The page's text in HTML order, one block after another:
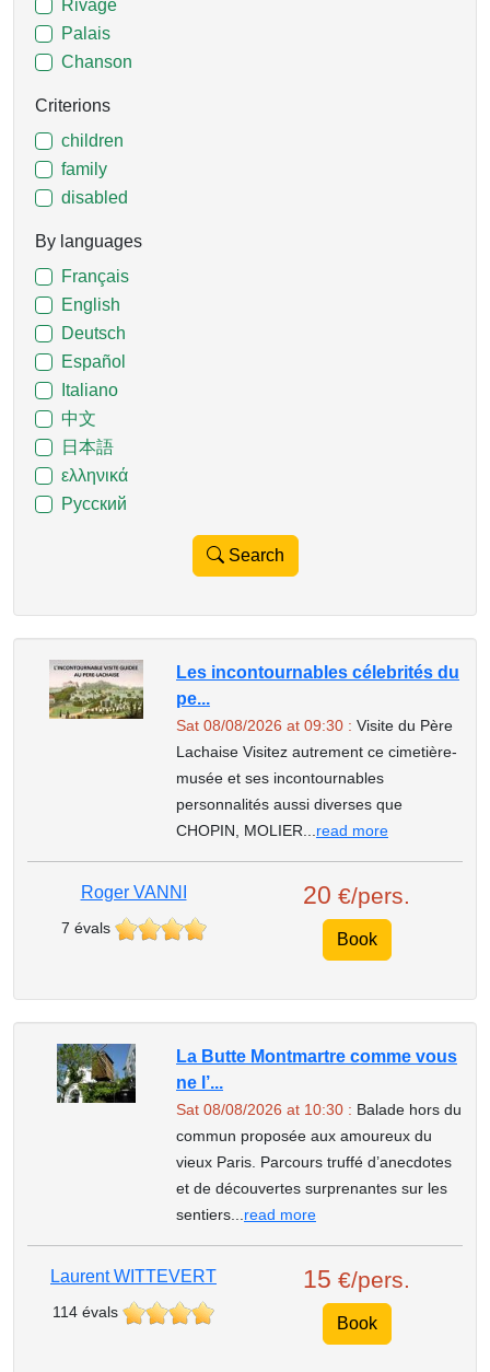
Rivage
Palais
Chanson
Criterions
children
family
disabled
By languages
Français
English
Deutsch
Español
Italiano
中文
日本語
ελληνικά
Русский
Search
Les incontournables célebrités du
pe...
Sat 08/08/2026 at 09:30 : Visite du Père
Lachaise Visitez autrement ce cimetière-
musée et ses incontournables
personnalités aussi diverses que
CHOPIN, MOLIER... read more
Roger VANNI
7 évals
20 €/pers.
Book
La Butte Montmartre comme vous
ne l’...
Sat 08/08/2026 at 10:30 : Balade hors du
commun proposée aux amoureux du
vieux Paris. Parcours truffé d’anecdotes
et de découvertes surprenantes sur les
sentiers... read more
Laurent WITTEVERT
114 évals
15 €/pers.
Book